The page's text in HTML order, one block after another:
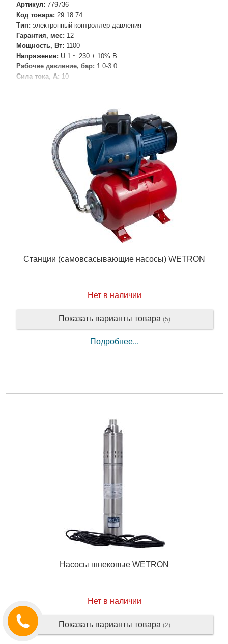
Артикул: 779736
Код товара: 29.18.74
Tип: электронный контроллер давления
Гарантия, мес: 12
Мощность, Вт: 1100
Напряжение: U 1 ~ 230 ± 10% В
Рабочее давление, бар: 1.0-3.0
Сила тока, А: 10
Резьбовое соединение, " (дюйм): 1×1
Длина упаковки, мм: 200
Ширина упаковки, мм: 100
Высота упаковки, мм: 110
Габариты упаковки:
200x101x110 мм
Вес брутто: 594 г
Подробнее...
Станции (самовсасывающие насосы) WETRON
Нет в наличии
Показать варианты товара (5)
Подробнее...
Насосы шнековые WETRON
Нет в наличии
Показать варианты товара (2)